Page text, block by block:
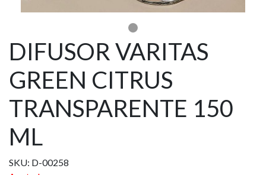
DIFUSOR VARITAS
GREEN CITRUS
TRANSPARENTE 150
ML
SKU: D-00258